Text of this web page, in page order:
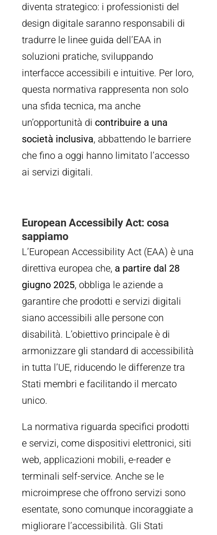
diventa strategico: i professionisti del
design digitale saranno responsabili di
tradurre le linee guida dell’EAA in
soluzioni pratiche, sviluppando
interfacce accessibili e intuitive. Per loro,
questa normativa rappresenta non solo
una sfida tecnica, ma anche
un’opportunità di contribuire a una
società inclusiva, abbattendo le barriere
che fino a oggi hanno limitato l’accesso
ai servizi digitali.
European Accessibily Act: cosa
sappiamo
L’European Accessibility Act (EAA) è una
direttiva europea che, a partire dal 28
giugno 2025, obbliga le aziende a
garantire che prodotti e servizi digitali
siano accessibili alle persone con
disabilità. L’obiettivo principale è di
armonizzare gli standard di accessibilità
in tutta l’UE, riducendo le differenze tra
Stati membri e facilitando il mercato
unico.
La normativa riguarda specifici prodotti
e servizi, come dispositivi elettronici, siti
web, applicazioni mobili, e-reader e
terminali self-service. Anche se le
microimprese che offrono servizi sono
esentate, sono comunque incoraggiate a
migliorare l’accessibilità. Gli Stati